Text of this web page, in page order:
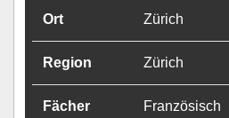
Ort Zürich
Region Zürich
Fächer Französisch